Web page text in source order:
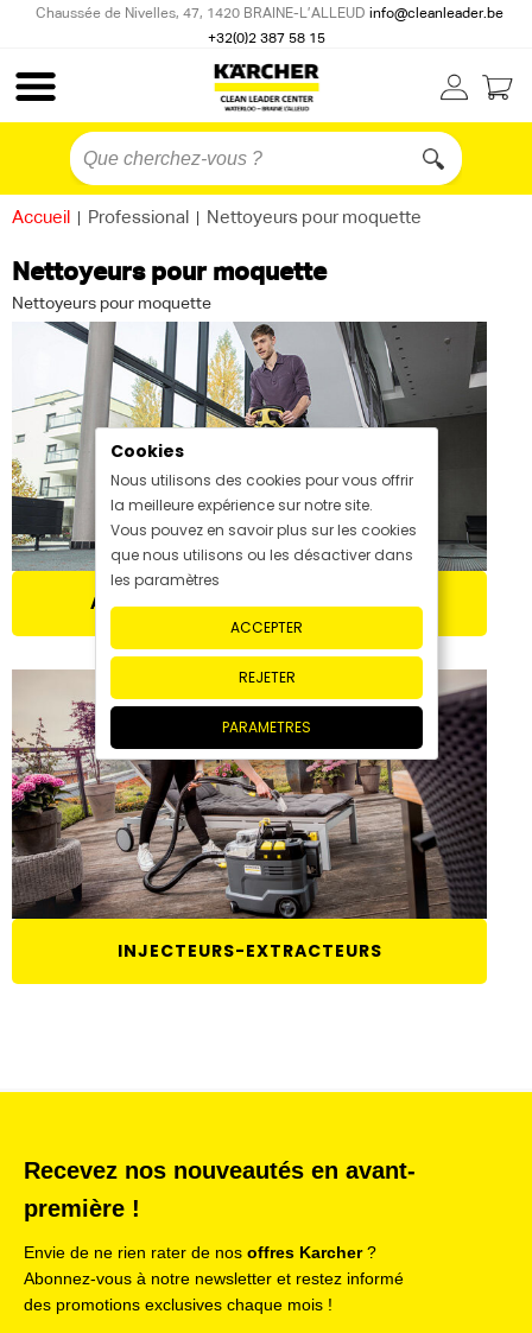
Chaussée de Nivelles, 47, 1420 BRAINE-L’ALLEUD info@cleanleader.be
+32(0)2 387 58 15
Accueil Professional Nettoyeurs pour moquette
Nettoyeurs pour moquette
Nettoyeurs pour moquette
AUTOLAVEUSES POUR MOQUETTE
INJECTEURS-EXTRACTEURS
Recevez nos nouveautés en avant-
première !
Envie de ne rien rater de nos offres Karcher?
Abonnez-vous à notre newsletter et restez informé
des promotions exclusives chaque mois !
Cookies
Nous utilisons des cookies pour vous offrir
la meilleure expérience sur notre site.
Vous pouvez en savoir plus sur les cookies
que nous utilisons ou les désactiver dans
les paramètres
ACCEPTER
REJETER
PARAMETRES